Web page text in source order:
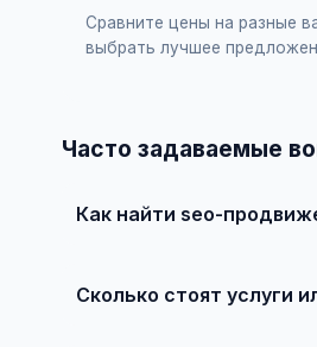
Сравните цены на разные
выбрать лучшее
Часто задаваемые
Как найти seo-
Сколько стоят услуги